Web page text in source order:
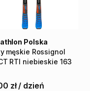
męskie Rossignol
RTI niebieskie 163
Polska
zł / dzień